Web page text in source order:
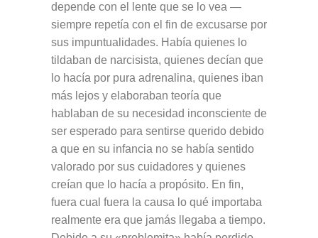
depende con el lente que se lo vea —
siempre repetía con el fin de excusarse por
sus impuntualidades. Había quienes lo
tildaban de narcisista, quienes decían que
lo hacía por pura adrenalina, quienes iban
más lejos y elaboraban teoría que
hablaban de su necesidad inconsciente de
ser esperado para sentirse querido debido
a que en su infancia no se había sentido
valorado por sus cuidadores y quienes
creían que lo hacía a propósito. En fin,
fuera cual fuera la causa lo qué importaba
realmente era que jamás llegaba a tiempo.